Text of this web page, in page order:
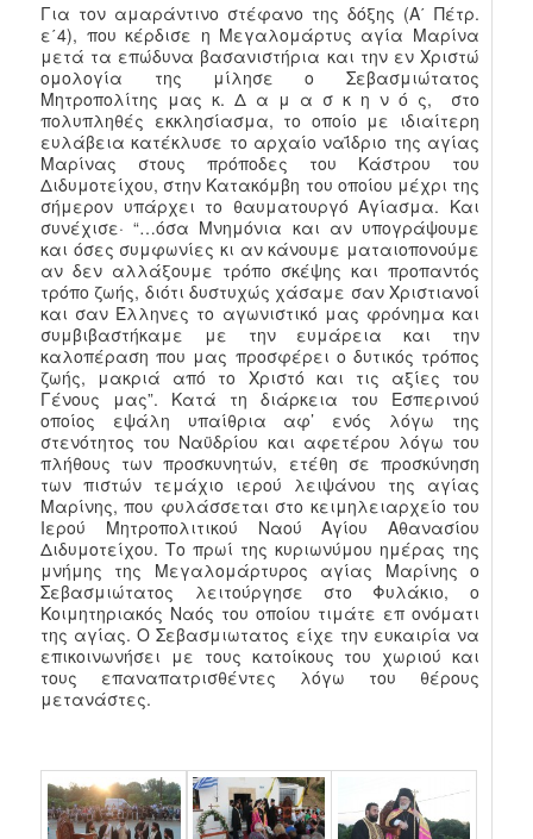
Για τον αμαράντινο στέφανο της δόξης (Α΄ Πέτρ.
ε΄4), που κέρδισε η Μεγαλομάρτυς αγία Μαρίνα
μετά τα επώδυνα βασανιστήρια και την εν Χριστώ
ομολογία της μίλησε ο Σεβασμιώτατος
Μητροπολίτης μας κ. Δ α μ α σ κ η ν ό ς, στο
πολυπληθές εκκλησίασμα, το οποίο με ιδιαίτερη
ευλάβεια κατέκλυσε το αρχαίο ναΐδριο της αγίας
Μαρίνας στους πρόποδες του Κάστρου του
Διδυμοτείχου, στην Κατακόμβη του οποίου μέχρι της
σήμερον υπάρχει το θαυματουργό Αγίασμα. Και
συνέχισε· “…όσα Μνημόνια και αν υπογράψουμε
και όσες συμφωνίες κι αν κάνουμε ματαιοπονούμε
αν δεν αλλάξουμε τρόπο σκέψης και προπαντός
τρόπο ζωής, διότι δυστυχώς χάσαμε σαν Χριστιανοί
και σαν Έλληνες το αγωνιστικό μας φρόνημα και
συμβιβαστήκαμε με την ευμάρεια και την
καλοπέραση που μας προσφέρει ο δυτικός τρόπος
ζωής, μακριά από το Χριστό και τις αξίες του
Γένους μας”. Κατά τη διάρκεια του Εσπερινού
οποίος εψάλη υπαίθρια αφ’ ενός λόγω της
στενότητος του Ναϋδρίου και αφετέρου λόγω του
πλήθους των προσκυνητών, ετέθη σε προσκύνηση
των πιστών τεμάχιο ιερού λειψάνου της αγίας
Μαρίνης, που φυλάσσεται στο κειμηλειαρχείο του
Ιερού Μητροπολιτικού Ναού Αγίου Αθανασίου
Διδυμοτείχου. Το πρωί της κυριωνύμου ημέρας της
μνήμης της Μεγαλομάρτυρος αγίας Μαρίνης ο
Σεβασμιώτατος λειτούργησε στο Φυλάκιο, ο
Κοιμητηριακός Ναός του οποίου τιμάτε επ ονόματι
της αγίας. Ο Σεβασμιωτατος είχε την ευκαιρία να
επικοινωνήσει με τους κατοίκους του χωριού και
τους επαναπατρισθέντες λόγω του θέρους
μετανάστες.